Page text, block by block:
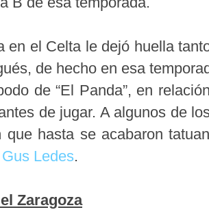
en el Celta le dejó huella
de hecho en esa
de “El Panda”, en
de jugar. A algunos de
que hasta se acabaron
Gus Ledes.
Zaragoza